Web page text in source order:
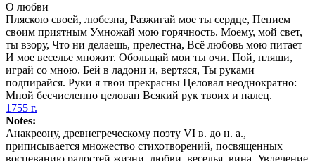
О любви
Пляскою своей, любезна, Разжигай мое ты сердце, Пением
своим приятным Умножай мою горячность. Моему, мой свет,
ты взору, Что ни делаешь, прелестна, Всё любовь мою питает
И мое веселье множит. Обольщай мои ты очи. Пой, пляши,
играй со мною. Бей в ладони и, вертяся, Ты руками
подпирайся. Руки я твои прекрасны Целовал неоднократно:
Мной бесчисленно целован Всякий рук твоих и палец.
1755 г.
Notes:
Анакреону, древнегреческому поэту VI в. до н. а.,
приписывается множество стихотворений, посвященных
воспеванию радостей жизни, любви, веселья, вина. Увлечение